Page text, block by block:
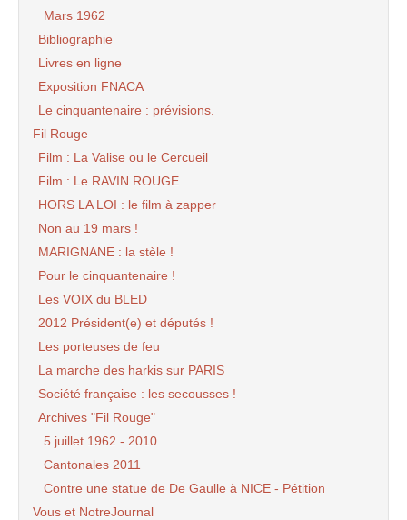
Mars 1962
Bibliographie
Livres en ligne
Exposition FNACA
Le cinquantenaire : prévisions.
Fil Rouge
Film : La Valise ou le Cercueil
Film : Le RAVIN ROUGE
HORS LA LOI : le film à zapper
Non au 19 mars !
MARIGNANE : la stèle !
Pour le cinquantenaire !
Les VOIX du BLED
2012 Président(e) et députés !
Les porteuses de feu
La marche des harkis sur PARIS
Société française : les secousses !
Archives "Fil Rouge"
5 juillet 1962 - 2010
Cantonales 2011
Contre une statue de De Gaulle à NICE - Pétition
Vous et NotreJournal